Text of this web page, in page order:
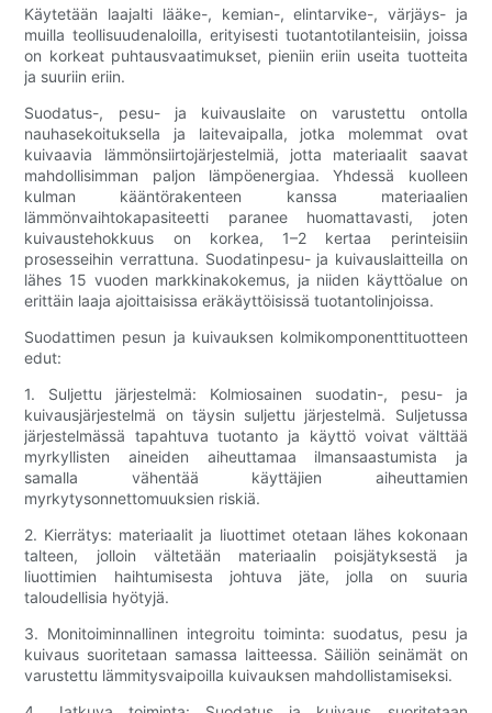
Käytetään laajalti lääke-, kemian-, elintarvike-, värjäys- ja
muilla teollisuudenaloilla, erityisesti tuotantotilanteisiin, joissa
on korkeat puhtausvaatimukset, pieniin eriin useita tuotteita
ja suuriin eriin.
Suodatus-, pesu- ja kuivauslaite on varustettu ontolla
nauhasekoituksella ja laitevaipalla, jotka molemmat ovat
kuivaavia lämmönsiirtojärjestelmiä, jotta materiaalit saavat
mahdollisimman paljon lämpöenergiaa. Yhdessä kuolleen
kulman kääntörakenteen kanssa materiaalien
lämmönvaihtokapasiteetti paranee huomattavasti, joten
kuivaustehokkuus on korkea, 1–2 kertaa perinteisiin
prosesseihin verrattuna. Suodatinpesu- ja kuivauslaitteilla on
lähes 15 vuoden markkinakokemus, ja niiden käyttöalue on
erittäin laaja ajoittaisissa eräkäyttöisissä tuotantolinjoissa.
Suodattimen pesun ja kuivauksen kolmikomponenttituotteen
edut:
1. Suljettu järjestelmä: Kolmiosainen suodatin-, pesu- ja
kuivausjärjestelmä on täysin suljettu järjestelmä. Suljetussa
järjestelmässä tapahtuva tuotanto ja käyttö voivat välttää
myrkyllisten aineiden aiheuttamaa ilmansaastumista ja
samalla vähentää käyttäjien aiheuttamien
myrkytysonnettomuuksien riskiä.
2. Kierrätys: materiaalit ja liuottimet otetaan lähes kokonaan
talteen, jolloin vältetään materiaalin poisjätyksestä ja
liuottimien haihtumisesta johtuva jäte, jolla on suuria
taloudellisia hyötyjä.
3. Monitoiminnallinen integroitu toiminta: suodatus, pesu ja
kuivaus suoritetaan samassa laitteessa. Säiliön seinämät on
varustettu lämmitysvaipoilla kuivauksen mahdollistamiseksi.